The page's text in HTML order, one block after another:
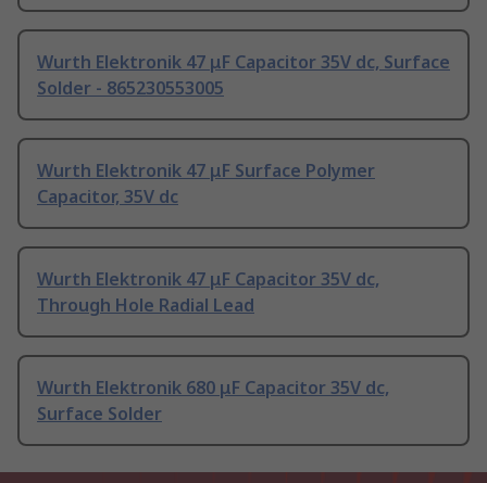
Wurth Elektronik 47 μF Capacitor 35V dc, Surface
Solder - 865230553005
Wurth Elektronik 47 μF Surface Polymer
Capacitor, 35V dc
Wurth Elektronik 47 μF Capacitor 35V dc,
Through Hole Radial Lead
Wurth Elektronik 680 μF Capacitor 35V dc,
Surface Solder